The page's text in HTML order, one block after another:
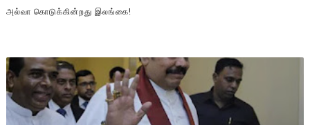
அல்வா கொடுக்கின்றது இலங்கை!